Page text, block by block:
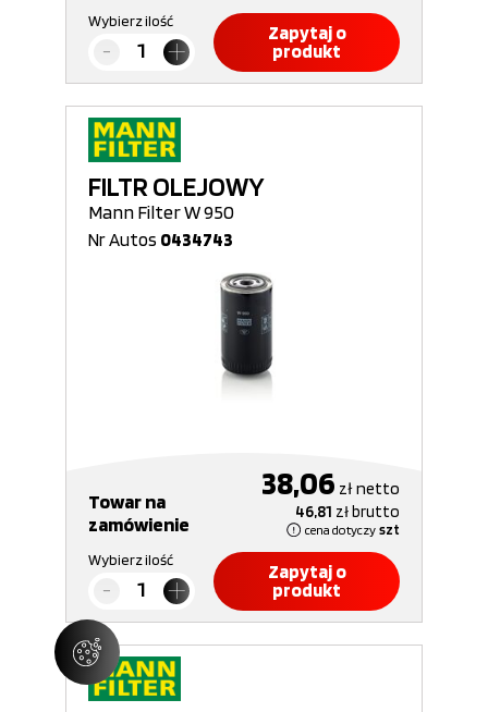
Wybierz ilość
Zapytaj o
produkt
FILTR OLEJOWY
Mann Filter W 950
Nr Autos 0434743
Towar na
zamówienie
38,06 złnetto
46,81 złbrutto
cena dotyczy szt
Wybierz ilość
Zapytaj o
produkt